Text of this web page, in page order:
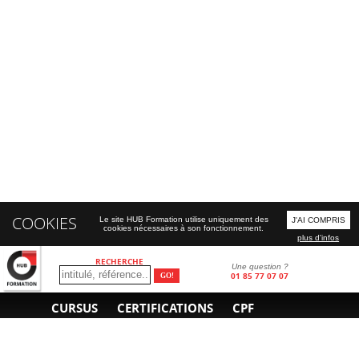
RECHERCHE Une question ?
01 85 77 07 07
CURSUS CERTIFICATIONS CPF
COOKIES
Le site HUB Formation utilise uniquement des
cookies nécessaires à son fonctionnement.
J'AI COMPRIS
plus d'infos